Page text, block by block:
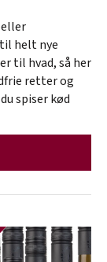
helt nye
til hvad, så her
retter og
spiser kød